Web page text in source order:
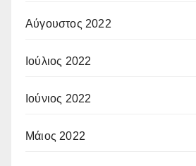
Αύγουστος 2022
Ιούλιος 2022
Ιούνιος 2022
Μάιος 2022